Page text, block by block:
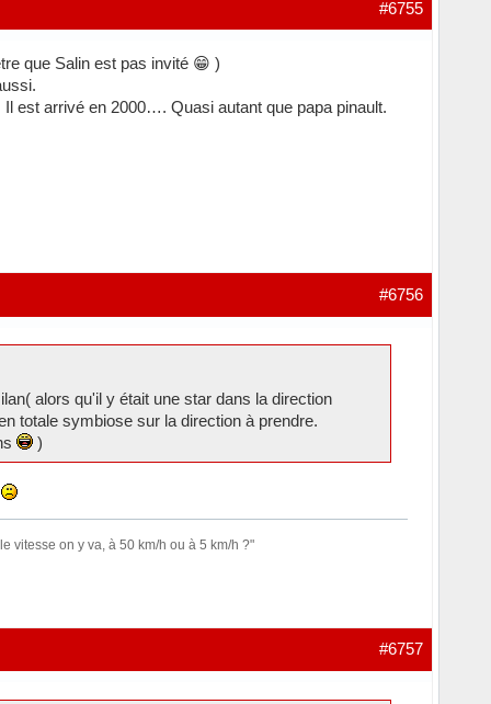
#6755
que Salin est pas invité 😁 )
est arrivé en 2000…. Quasi autant que papa pinault.
#6756
alors qu'il y était une star dans la direction
totale symbiose sur la direction à prendre.
)
vitesse on y va, à 50 km/h ou à 5 km/h ?"
#6757